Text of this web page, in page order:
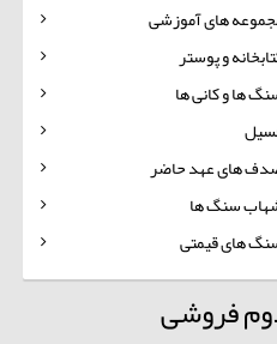
های آموزشی
و پوستر
ها و کانی ها
های عهد حاضر
سنگ ها
های قیمتی
فروشی